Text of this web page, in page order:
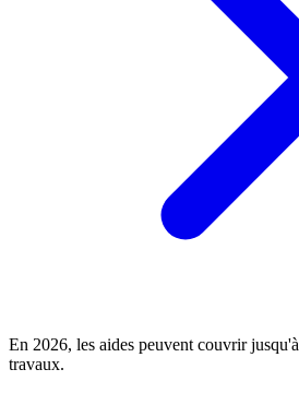
En 2026, les aides peuvent couvrir jusqu'à
travaux.